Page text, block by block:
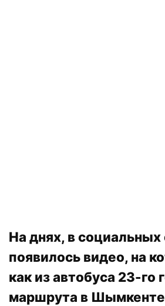
На днях, в социальных
появилось видео, на
как из автобуса 23-го
маршрута в Шымкенте